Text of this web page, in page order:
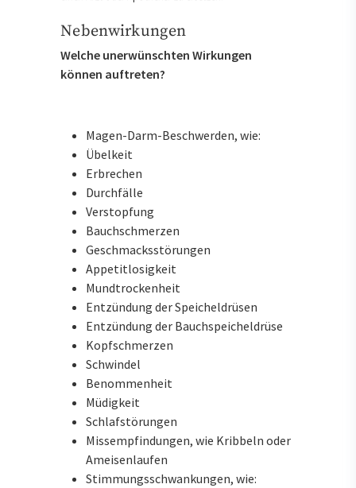
Nebenwirkungen
Welche unerwünschten Wirkungen
können auftreten?
Magen-Darm-Beschwerden, wie:
Übelkeit
Erbrechen
Durchfälle
Verstopfung
Bauchschmerzen
Geschmacksstörungen
Appetitlosigkeit
Mundtrockenheit
Entzündung der Speicheldrüsen
Entzündung der Bauchspeicheldrüse
Kopfschmerzen
Schwindel
Benommenheit
Müdigkeit
Schlafstörungen
Missempfindungen, wie Kribbeln oder
Ameisenlaufen
Stimmungsschwankungen, wie: